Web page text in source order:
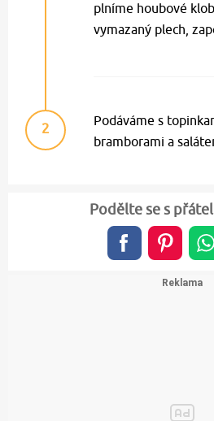
plníme houbové
vymazaný plech,
2
Podáváme s
bramborami a
Podělte se s